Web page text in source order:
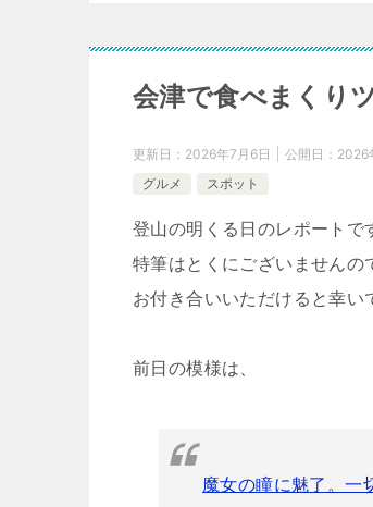
会津で食べまくり
更新日： 2026年7月6日 公開日： 2026
グルメ
スポット
登山の明くる日のレポートで
特筆はとくにございませんの
お付き合いいただけると幸い
前日の模様は、
魔女の瞳に魅了。一